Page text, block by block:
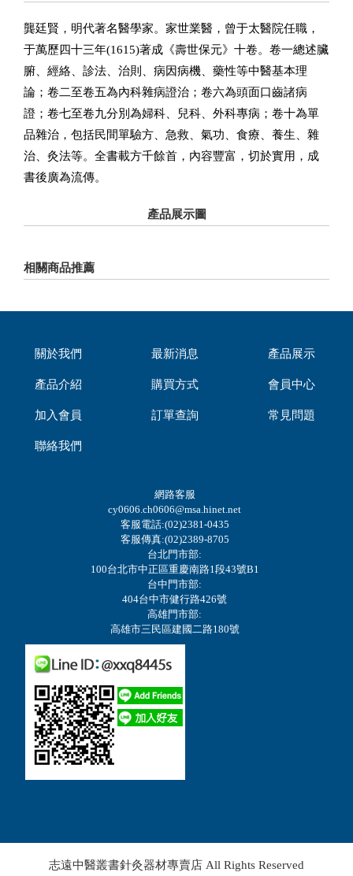
龔廷賢，明代著名醫學家。家世業醫，曾于太醫院任職，
于萬歷四十三年(1615)著成《壽世保元》十卷。卷一總述臟
腑、經絡、診法、治則、病因病機、藥性等中醫基本理
論；卷二至卷五為內科雜病證治；卷六為頭面口齒諸病
證；卷七至卷九分別為婦科、兒科、外科專病；卷十為單
品雜治，包括民間單驗方、急救、氣功、食療、養生、雜
治、灸法等。全書載方千餘首，內容豐富，切於實用，成
書後廣為流傳。
產品展示圖
相關商品推薦
關於我們 最新消息 產品展示
產品介紹 購買方式 會員中心
加入會員 訂單查詢 常見問題
聯絡我們
網路客服
cy0606.ch0606@msa.hinet.net
客服電話:(02)2381-0435
客服傳真:(02)2389-8705
台北門市部:
100台北市中正區重慶南路1段43號B1
台中門市部:
404台中市健行路426號
高雄門市部:
高雄市三民區建國二路180號
志遠中醫叢書針灸器材專賣店 All Rights Reserved